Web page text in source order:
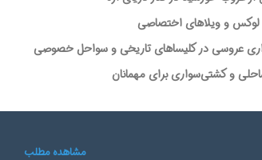
لوکس و ویلاهای اختصاصی
عروسی در کلیساهای تاریخی و سواحل خصوصی
و کشتی‌سواری برای مهمانان